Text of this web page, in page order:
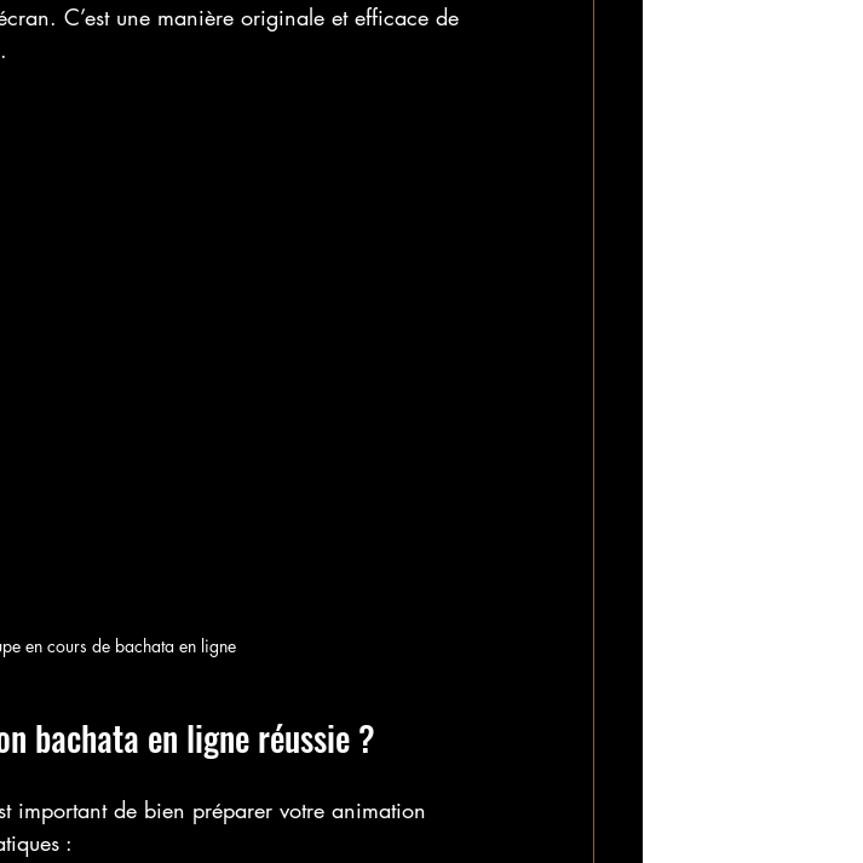
C’est une manière originale et efficace de
en cours de bachata en ligne
bachata en ligne réussie ?
important de bien préparer votre animation
: